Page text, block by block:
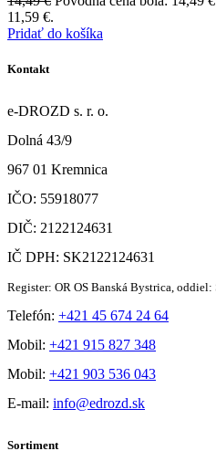
11,59 €.
Pridať do košíka
Kontakt
e-DROZD s. r. o.
Dolná 43/9
967 01 Kremnica
IČO: 55918077
DIČ: 2122124631
IČ DPH: SK2122124631
Register: OR OS Banská Bystrica,
Telefón: +421 45 674 24 64
Mobil: +421 915 827 348
Mobil: +421 903 536 043
E-mail: info@edrozd.sk
Sortiment